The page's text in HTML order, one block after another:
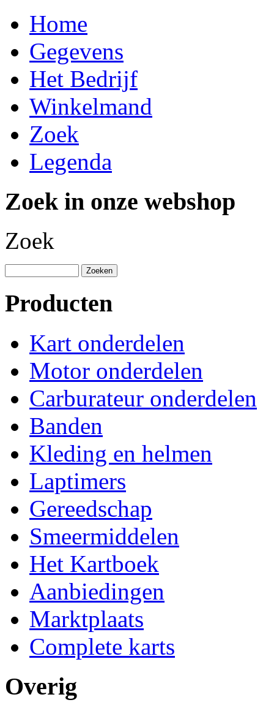
Home
Gegevens
Het Bedrijf
Winkelmand
Zoek
Legenda
Zoek in onze webshop
Zoek
Producten
Kart onderdelen
Motor onderdelen
Carburateur onderdelen
Banden
Kleding en helmen
Laptimers
Gereedschap
Smeermiddelen
Het Kartboek
Aanbiedingen
Marktplaats
Complete karts
Overig